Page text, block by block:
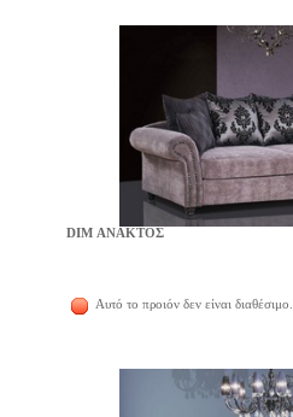
DIM ΑΝΑΚΤΟΣ
Αυτό το προιόν δεν είναι διαθέσιμο.